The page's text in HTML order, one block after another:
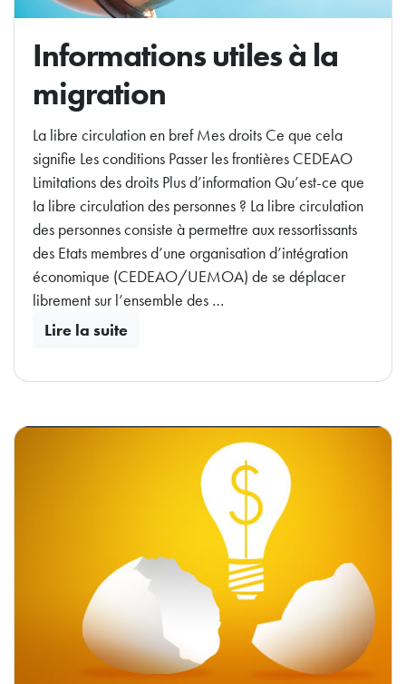
Informations utiles à la
migration
La libre circulation en bref Mes droits Ce que cela
signifie Les conditions Passer les frontières CEDEAO
Limitations des droits Plus d’information Qu’est-ce que
Ia libre circulation des personnes ? La libre circulation
des personnes consiste à permettre aux ressortissants
des Etats membres d’une organisation d’intégration
économique (CEDEAO/UEMOA) de se déplacer
librement sur l’ensemble des …
Lire la suite